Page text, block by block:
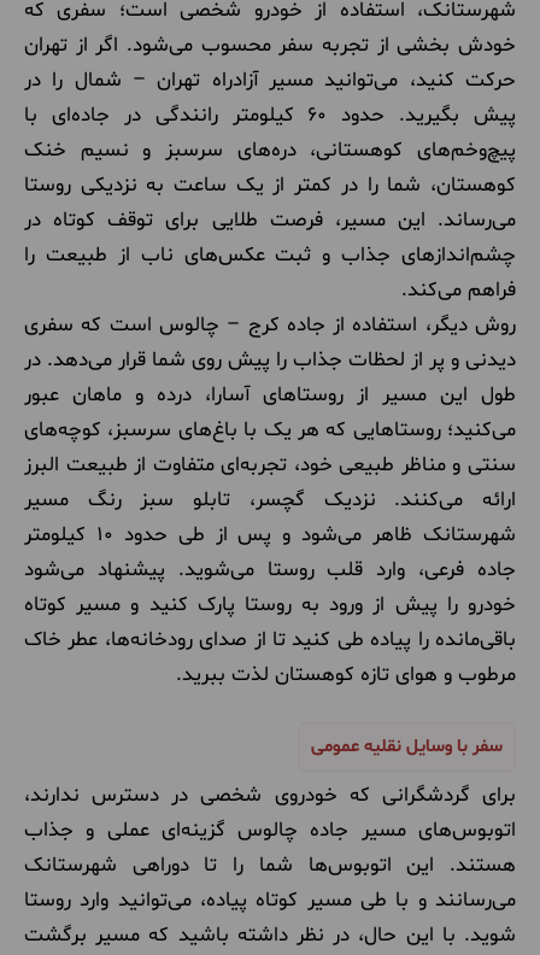
شهرستانک، استفاده از خودرو شخصی است؛ سفری که
خودش بخشی از تجربه سفر محسوب می‌شود. اگر از تهران
حرکت کنید، می‌توانید مسیر آزادراه تهران – شمال را در
پیش بگیرید. حدود ۶۰ کیلومتر رانندگی در جاده‌ای با
پیچ‌وخم‌های کوهستانی، دره‌های سرسبز و نسیم خنک
کوهستان، شما را در کمتر از یک ساعت به نزدیکی روستا
می‌رساند. این مسیر، فرصت طلایی برای توقف کوتاه در
چشم‌اندازهای جذاب و ثبت عکس‌های ناب از طبیعت را
فراهم می‌کند.
روش دیگر، استفاده از جاده کرج – چالوس است که سفری
دیدنی و پر از لحظات جذاب را پیش روی شما قرار می‌دهد. در
طول این مسیر از روستاهای آسارا، درده و ماهان عبور
می‌کنید؛ روستاهایی که هر یک با باغ‌های سرسبز، کوچه‌های
سنتی و مناظر طبیعی خود، تجربه‌ای متفاوت از طبیعت البرز
ارائه می‌کنند. نزدیک گچسر، تابلو سبز رنگ مسیر
شهرستانک ظاهر می‌شود و پس از طی حدود ۱۰ کیلومتر
جاده فرعی، وارد قلب روستا می‌شوید. پیشنهاد می‌شود
خودرو را پیش از ورود به روستا پارک کنید و مسیر کوتاه
باقی‌مانده را پیاده طی کنید تا از صدای رودخانه‌ها، عطر خاک
مرطوب و هوای تازه کوهستان لذت ببرید.
سفر با وسایل نقلیه عمومی
برای گردشگرانی که خودروی شخصی در دسترس ندارند،
اتوبوس‌های مسیر جاده چالوس گزینه‌ای عملی و جذاب
هستند. این اتوبوس‌ها شما را تا دوراهی شهرستانک
می‌رسانند و با طی مسیر کوتاه پیاده، می‌توانید وارد روستا
شوید. با این حال، در نظر داشته باشید که مسیر برگشت